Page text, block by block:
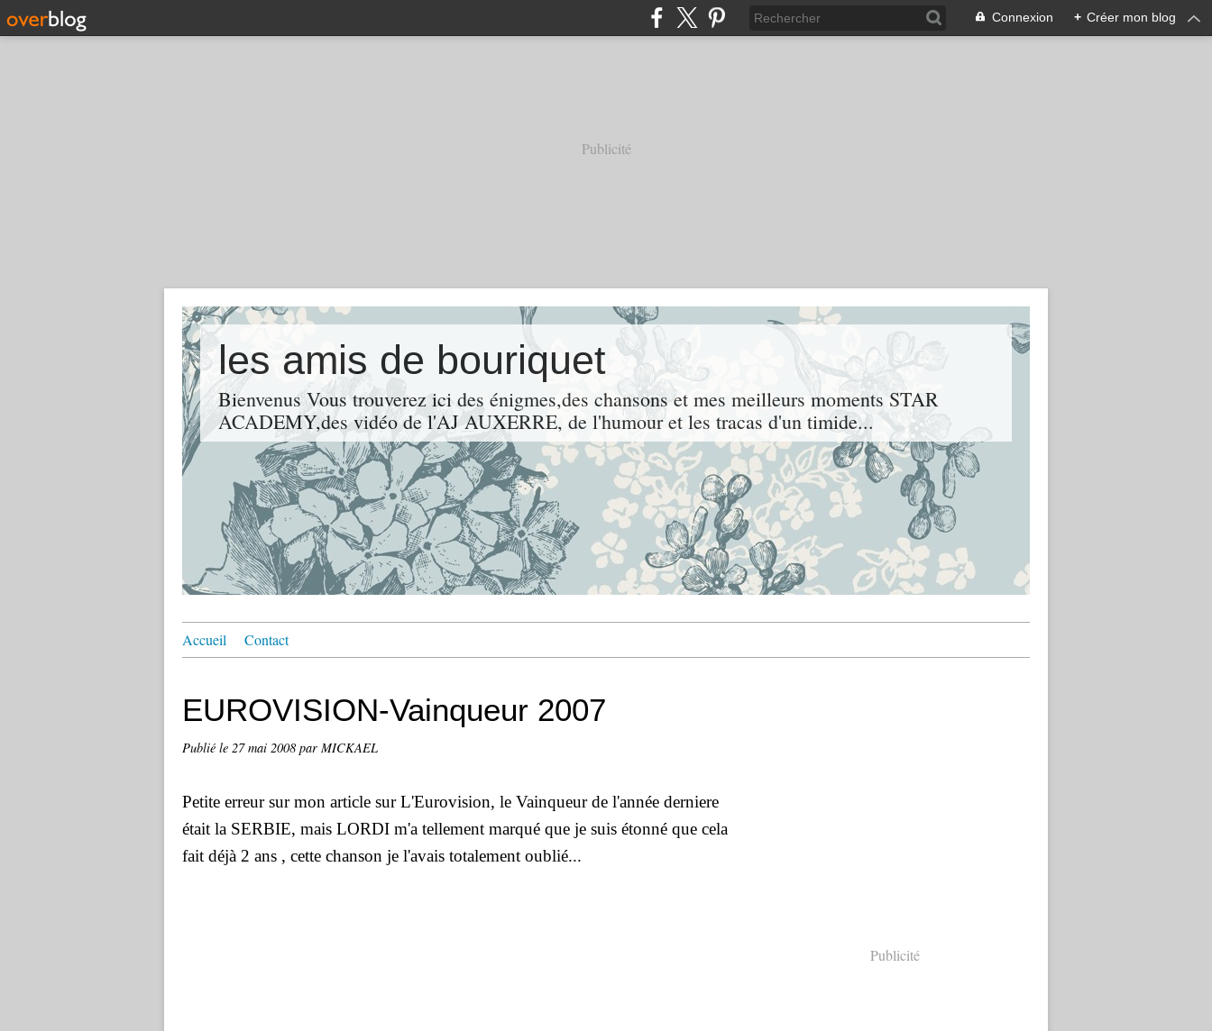
Connexion + Créer mon blog
Publicité
les amis de bouriquet
Bienvenus Vous trouverez ici des énigmes,des chansons et mes meilleurs moments STAR
ACADEMY,des vidéo de l'AJ AUXERRE, de l'humour et les tracas d'un timide...
Accueil Contact
EUROVISION-Vainqueur 2007
Publié le 27 mai 2008 par MICKAEL
Petite erreur sur mon article sur L'Eurovision, le Vainqueur de l'année derniere
était la SERBIE, mais LORDI m'a tellement marqué que je suis étonné que cela
fait déjà 2 ans , cette chanson je l'avais totalement oublié...
Publicité